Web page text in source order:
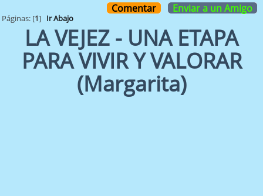
Comentar Enviar a un Amigo
Páginas: [1] Ir Abajo
LA VEJEZ - UNA ETAPA
PARA VIVIR Y VALORAR
(Margarita)